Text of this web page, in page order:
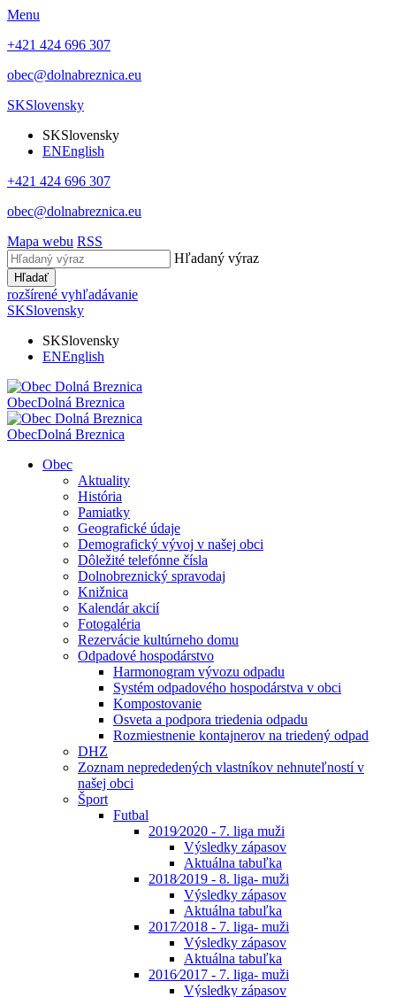
Menu
+421 424 696 307
obec@dolnabreznica.eu
SKSlovensky
SKSlovensky
ENEnglish
+421 424 696 307
obec@dolnabreznica.eu
Mapa webu RSS
Hľadaný výraz
Hľadať
rozšírené vyhľadávanie
SKSlovensky
SKSlovensky
ENEnglish
ObecDolná Breznica
ObecDolná Breznica
Obec
Aktuality
História
Pamiatky
Geografické údaje
Demografický vývoj v našej obci
Dôležité telefónne čísla
Dolnobreznický spravodaj
Knižnica
Kalendár akcií
Fotogaléria
Rezervácie kultúrneho domu
Odpadové hospodárstvo
Harmonogram vývozu odpadu
Systém odpadového hospodárstva v obci
Kompostovanie
Osveta a podpora triedenia odpadu
Rozmiestnenie kontajnerov na triedený odpad
DHZ
Zoznam neprededených vlastníkov nehnuteľností v
našej obci
Šport
Futbal
2019⁄2020 - 7. liga muži
Výsledky zápasov
Aktuálna tabuľka
2018⁄2019 - 8. liga- muži
Výsledky zápasov
Aktuálna tabuľka
2017⁄2018 - 7. liga- muži
Výsledky zápasov
Aktuálna tabuľka
2016⁄2017 - 7. liga- muži
Výsledky zápasov